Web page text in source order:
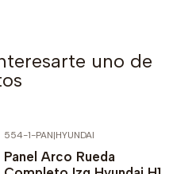
uno de
554-1-PAN|HYUNDAI
Panel Arco Rueda